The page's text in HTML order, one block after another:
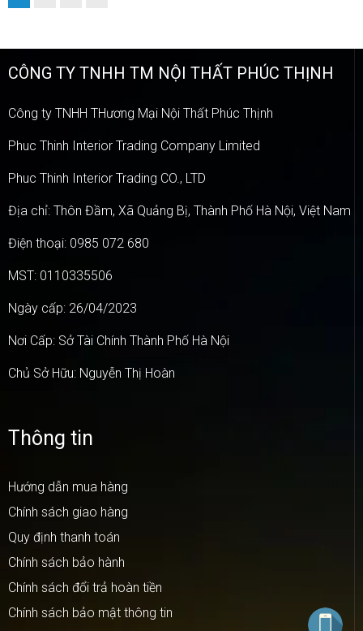
CÔNG TY TNHH TM NỘI THẤT PHÚC THỊNH
Công ty TNHH THương Mại Nội Thất Phúc Thịnh
Phuc Thinh Interior Trading Company Limited
Phuc Thinh Interior Trading CO., LTD
Địa chỉ: Thôn Đầm, Xã Quảng Bị, Thành Phố Hà Nội, Việt Nam
Điện thoại: 0985 072 680
MST: 0110335506
Ngày cấp: 26/04/2023
Nơi Cấp: Sở Tài Chính Thành Phố Hà Nội
Chủ Sở Hữu: Nguyễn Thị Hoàn
Thông tin
Hướng dẫn mua hàng
Chính sách giao hàng
Quy định thanh toán
Chính sách bảo hành
Chính sách đổi trả hoàn tiền
Chính sách bảo mật thông tin